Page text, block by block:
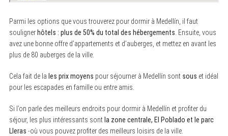
Parmi les options que vous trouverez pour dormir à Medellín, il faut
souligner hôtels : plus de 50% du total des hébergements . Ensuite, vous
avez une bonne offre d’appartements et d’auberges, et mettez en avant les
plus de 80 auberges de la ville.
Cela fait de la les prix moyens pour séjourner à Medellín sont sous et idéal
pour les escapades en famille ou entre amis.
Si l’on parle des meilleurs endroits pour dormir à Medellín et profiter du
séjour, les plus intéressants sontla zone centrale, El Poblado et le parc
Lleras -où vous pouvez profiter des meilleurs loisirs de la ville.